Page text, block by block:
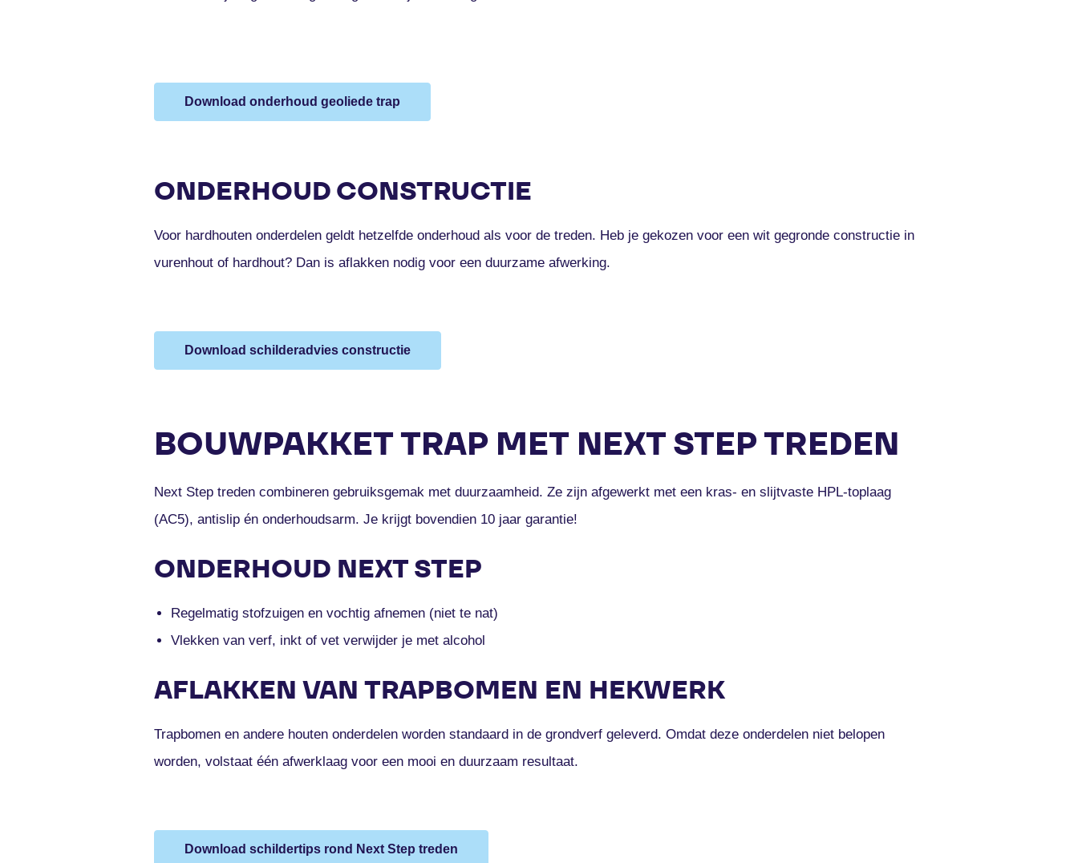
Download onderhoud geoliede trap
ONDERHOUD CONSTRUCTIE
Voor hardhouten onderdelen geldt hetzelfde onderhoud als voor de treden. Heb je gekozen voor een wit gegronde constructie in
vurenhout of hardhout? Dan is aflakken nodig voor een duurzame afwerking.
Download schilderadvies constructie
BOUWPAKKET TRAP MET NEXT STEP TREDEN
Next Step treden combineren gebruiksgemak met duurzaamheid. Ze zijn afgewerkt met een kras- en slijtvaste HPL-toplaag
(AC5), antislip én onderhoudsarm. Je krijgt bovendien 10 jaar garantie!
ONDERHOUD NEXT STEP
Regelmatig stofzuigen en vochtig afnemen (niet te nat)
Vlekken van verf, inkt of vet verwijder je met alcohol
AFLAKKEN VAN TRAPBOMEN EN HEKWERK
Trapbomen en andere houten onderdelen worden standaard in de grondverf geleverd. Omdat deze onderdelen niet belopen
worden, volstaat één afwerklaag voor een mooi en duurzaam resultaat.
Download schildertips rond Next Step treden